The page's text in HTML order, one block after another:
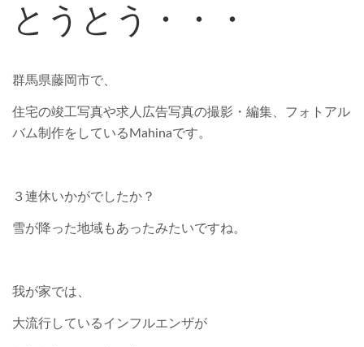
とうとう・・・
群馬県藤岡市で、
住宅の竣工写真や求人広告写真の撮影・編集、フォトアル
バム制作をしているMahinaです。
３連休いかがでしたか？
雪が降った地域もあったみたいですね。
我が家では、
大流行しているインフルエンザが